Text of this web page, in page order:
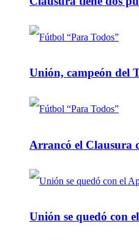
Unión, campeón del
Arrancó el Clausura
Unión se quedó con